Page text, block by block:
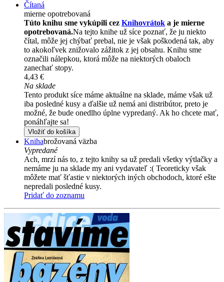
Čítaná
mierne opotrebovaná
Túto knihu sme vykúpili cez Knihovrátok a je mierne
opotrebovaná.Na tejto knihe už síce poznať, že ju niekto
čítal, môže jej chýbať prebal, nie je však poškodená tak, aby
to akokoľvek znižovalo zážitok z jej obsahu. Knihu sme
označili nálepkou, ktorá môže na niektorých obaloch
zanechať stopy.
4,43 €
Na sklade
Tento produkt síce máme aktuálne na sklade, máme však už
iba posledné kusy a ďalšie už nemá ani distribútor, preto je
možné, že bude onedlho úplne vypredaný. Ak ho chcete mať,
ponáhľajte sa!
Vložiť do košíka
Knihabrožovaná väzba
Vypredané
Ach, mrzí nás to, z tejto knihy sa už predali všetky výtlačky a
nemáme ju na sklade my ani vydavateľ :( Teoreticky však
môžete mať šťastie v niektorých iných obchodoch, ktoré ešte
nepredali posledné kusy.
Pridať do zoznamu